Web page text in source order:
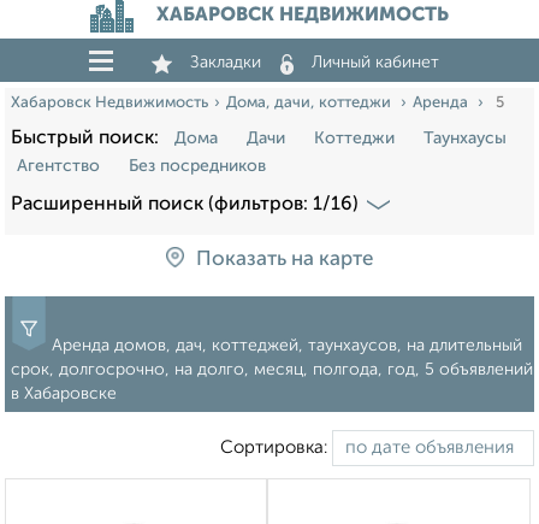
ХАБАРОВСК НЕДВИЖИМОСТЬ
Закладки Личный кабинет
Хабаровск Недвижимость Дома, дачи, коттеджи Аренда 5
Быстрый поиск: Дома Дачи Коттеджи
Таунхаусы
Агентство
Без посредников
Расширенный поиск (фильтров: 1/16)
Показать на карте
Аренда домов, дач, коттеджей, таунхаусов, на длительный
срок, долгосрочно, на долго, месяц, полгода, год, 5 объявлений
в Хабаровске
Сортировка: